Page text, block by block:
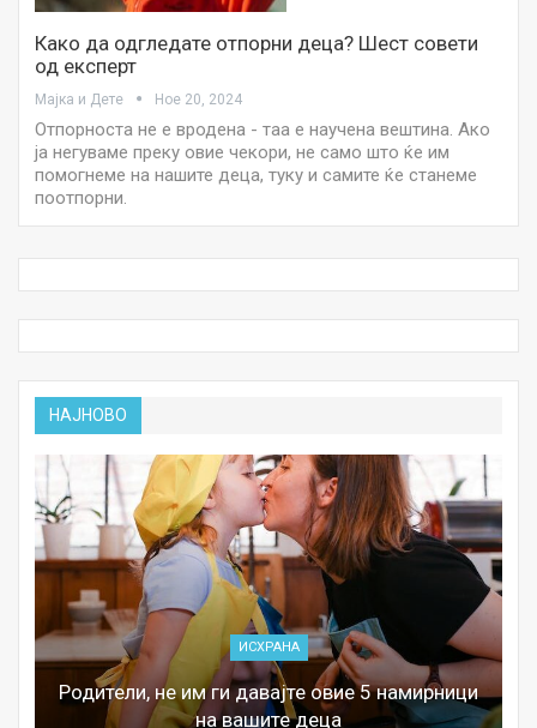
Како да одгледате отпорни деца? Шест совети
од експерт
Мајка и Дете Ное 20, 2024
Отпорноста не е вродена - таа е научена вештина. Ако
ја негуваме преку овие чекори, не само што ќе им
помогнеме на нашите деца, туку и самите ќе станеме
поотпорни.
НАЈНОВО
ИСХРАНА
Родители, не им ги давајте овие 5 намирници
на вашите деца